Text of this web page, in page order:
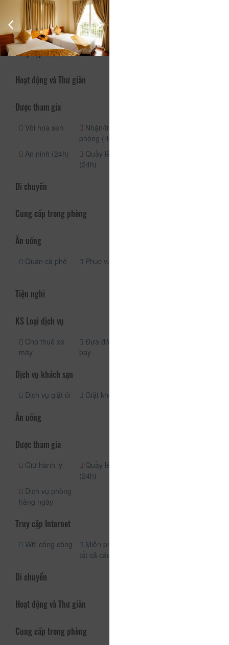
ươm trong khu vườn hơn 12.000m2 của biệt thự.
Dịch vụ - Tiện ích
Truy cập Internet
Hoạt động và Thư giãn
Được tham gia
Vòi hoa sen
Nhận/trả
phòng (riêng)
An ninh (24h)
Quầy lễ tân
(24h)
Di chuyển
Cung cấp trong phòng
Ăn uống
Quán cà phê Phục vụ phòng
Tiện nghi
KS Loại dịch vụ
Cho thuê xe
máy
Đưa đón sân
bay
Dịch vụ khách sạn
Dịch vụ giặt ủi Giặt khô
Ăn uống
Được tham gia
Giữ hành lý
Quầy lễ tân
(24h)
Dịch vụ phòng
hàng ngày
Truy cập Internet
Wifi công cộng
Miễn phí wifi
tất cả các phòng
Di chuyển
Hoạt động và Thư giãn
Cung cấp trong phòng